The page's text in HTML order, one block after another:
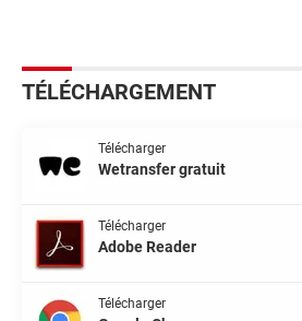
TÉLÉCHARGEMENT
Télécharger
Wetransfer gratuit
Télécharger
Adobe Reader
Télécharger